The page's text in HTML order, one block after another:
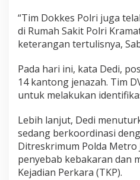
n
g
“Tim Dokkes Polri juga
di Rumah Sakit Polri
keterangan tertulisnya,
Pada hari ini, kata Dedi,
14 kantong jenazah. Tim
untuk melakukan
Lebih lanjut, Dedi
sedang berkoordinasi
Ditreskrimum Polda Metro
penyebab kebakaran dan
Kejadian Perkara (TKP).